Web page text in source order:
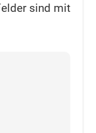
sind mit